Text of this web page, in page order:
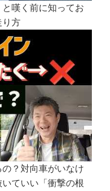
と嘆く前に知ってお
り方
？対向車がいなけ
ていい「衝撃の根